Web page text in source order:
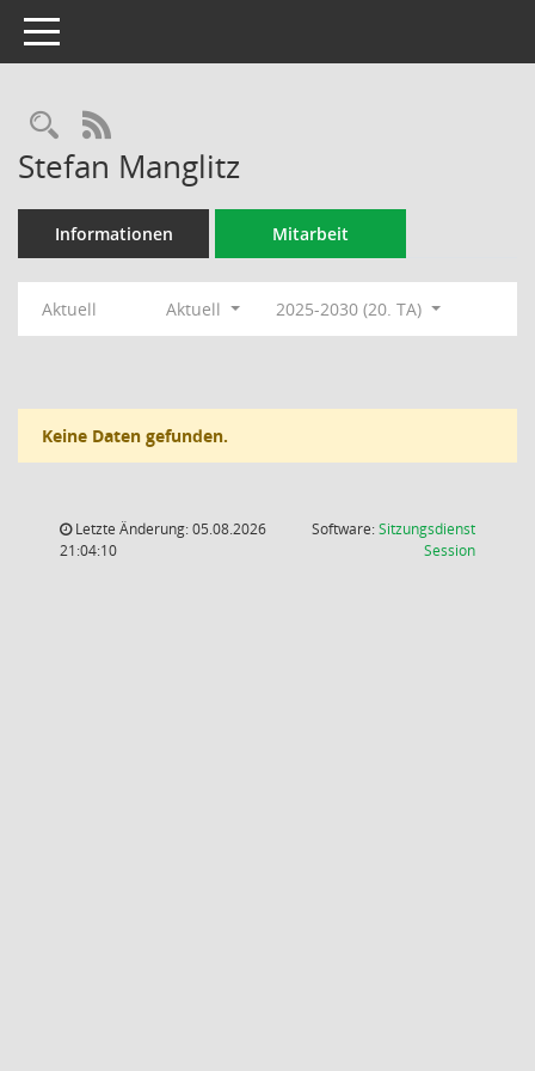
Toggle navigation
Rechercheauswahl
RSS-Feed
Stefan Manglitz
Informationen Mitarbeit
Aktuell Aktuell 2025-2030 (20. TA)
Keine Daten gefunden.
Letzte Änderung: 05.08.2026
21:04:10
Software:Sitzungsdienst
Session(Wird in